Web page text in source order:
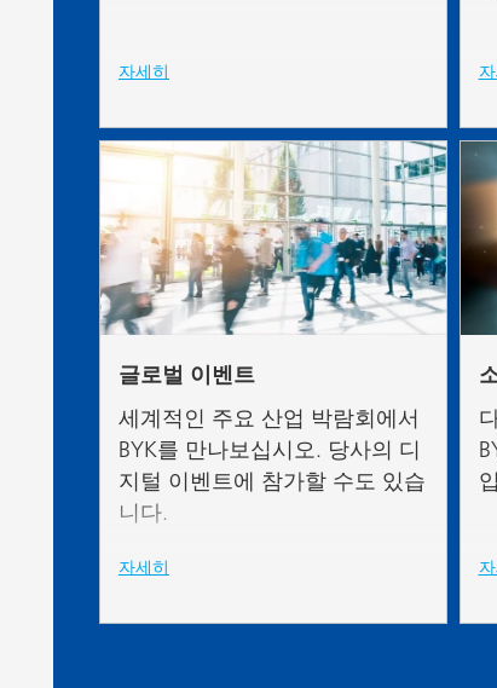
자세히
글로벌 이벤트
세계적인 주요 산업 박람회에서
BYK를 만나보십시오. 당사의 디
지털 이벤트에 참가할 수도 있습
니다.
자세히